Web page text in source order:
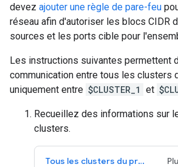
devez ajouter une règle de pare-feu
réseau afin d'autoriser les blocs CIDR
sources et les ports cible pour
Les instructions suivantes permettent
communication entre tous les clusters
uniquement entre $CLUSTER_1 et
Recueillez des informations sur
clusters.
Tous les clusters du projet